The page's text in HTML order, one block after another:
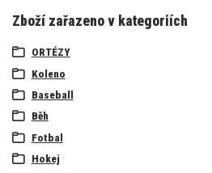
Zboží zařazeno v kategoriích
ORTÉZY
Koleno
Baseball
Běh
Fotbal
Hokej